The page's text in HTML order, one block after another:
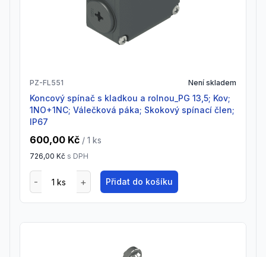
PZ-FL551 Není skladem
Koncový spínač s kladkou a rolnou_PG 13,5; Kov;
1NO+1NC; Válečková páka; Skokový spínací člen;
IP67
600,00 Kč / 1 ks
726,00 Kč s DPH
Přidat do košíku